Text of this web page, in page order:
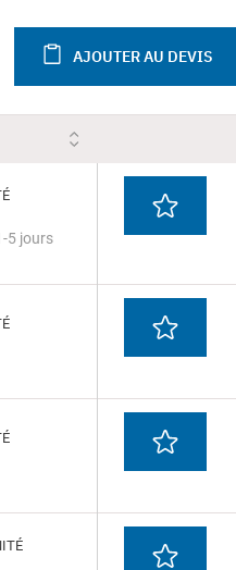
AJOUTER AU DEVIS
5 jours